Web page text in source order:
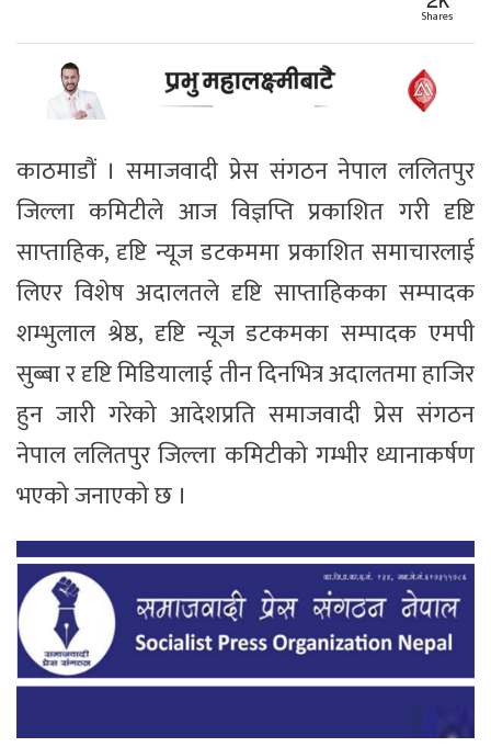
Shares
काठमाडौं । समाजवादी प्रेस संगठन नेपाल ललितपुर
जिल्ला कमिटीले आज विज्ञप्ति प्रकाशित गरी दृष्टि
साप्ताहिक, दृष्टि न्यूज डटकममा प्रकाशित समाचारलाई
लिएर विशेष अदालतले दृष्टि साप्ताहिकका सम्पादक
शम्भुलाल श्रेष्ठ, दृष्टि न्यूज डटकमका सम्पादक एमपी
सुब्बा र दृष्टि मिडियालाई तीन दिनभित्र अदालतमा हाजिर
हुन जारी गरेको आदेशप्रति समाजवादी प्रेस संगठन
नेपाल ललितपुर जिल्ला कमिटीको गम्भीर ध्यानाकर्षण
भएको जनाएको छ ।